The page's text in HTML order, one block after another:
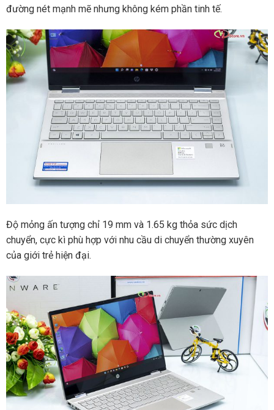
đường nét mạnh mẽ nhưng không kém phần tinh tế.
Độ mỏng ấn tượng chỉ 19 mm và 1.65 kg thỏa sức dịch
chuyển, cực kì phù hợp với nhu cầu di chuyển thường xuyên
của giới trẻ hiện đại.